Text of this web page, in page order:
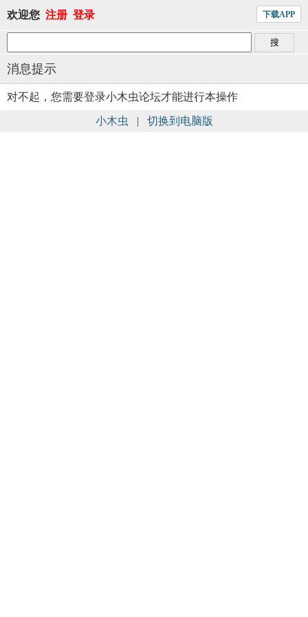
欢迎您 注册 登录 下载APP
消息提示
对不起，您需要登录小木虫论坛才能进行本操作
小木虫 | 切换到电脑版